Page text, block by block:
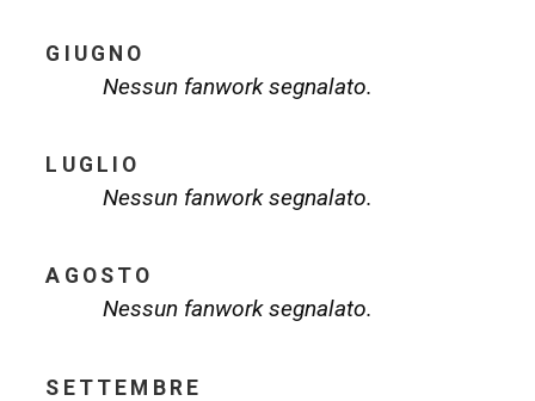
GIUGNO
Nessun fanwork segnalato.
LUGLIO
Nessun fanwork segnalato.
AGOSTO
Nessun fanwork segnalato.
SETTEMBRE